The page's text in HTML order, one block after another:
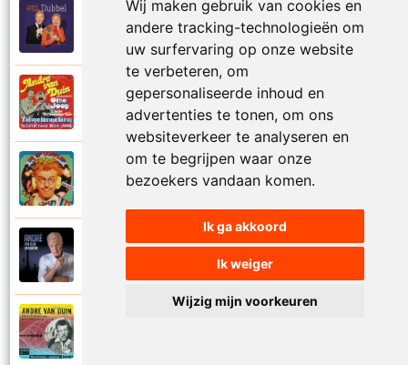
Wij maken gebruik van cookies en
andere tracking-technologieën om
uw surfervaring op onze website
te verbeteren, om
gepersonaliseerde inhoud en
advertenties te tonen, om ons
websiteverkeer te analyseren en
om te begrijpen waar onze
bezoekers vandaan komen.
Ik ga akkoord
Ik weiger
Wijzig mijn voorkeuren
Andre Van Duin
Schijt maar in me pannetje
Andre Van Duin
Schrijf naar ome Joop
Andre Van Duin en Frans Van Dusschoten
Andre Van Duin